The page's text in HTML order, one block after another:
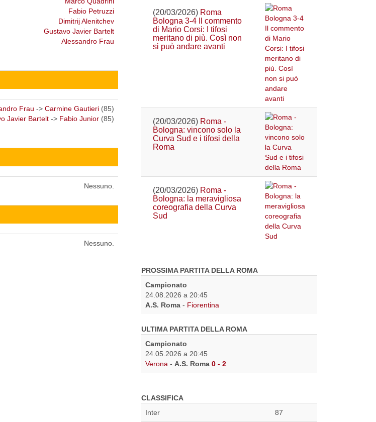
Fabio Petruzzi
Dimitrij Alenitchev
Gustavo Javier Bartelt
Alessandro Frau
Frau -> Carmine Gautieri (85)
Javier Bartelt -> Fabio Junior (85)
Nessuno.
Nessuno.
(20/03/2026) Roma
Bologna 3-4 Il commento
di Mario Corsi: I tifosi
meritano di più. Così non
si può andare avanti
(20/03/2026) Roma -
Bologna: vincono solo la
Curva Sud e i tifosi della
Roma
(20/03/2026) Roma -
Bologna: la meravigliosa
coreografia della Curva
Sud
PROSSIMA PARTITA DELLA ROMA
Campionato
24.08.2026 a 20:45
A.S. Roma - Fiorentina
ULTIMA PARTITA DELLA ROMA
Campionato
24.05.2026 a 20:45
Verona - A.S. Roma 0 - 2
CLASSIFICA
Inter
87